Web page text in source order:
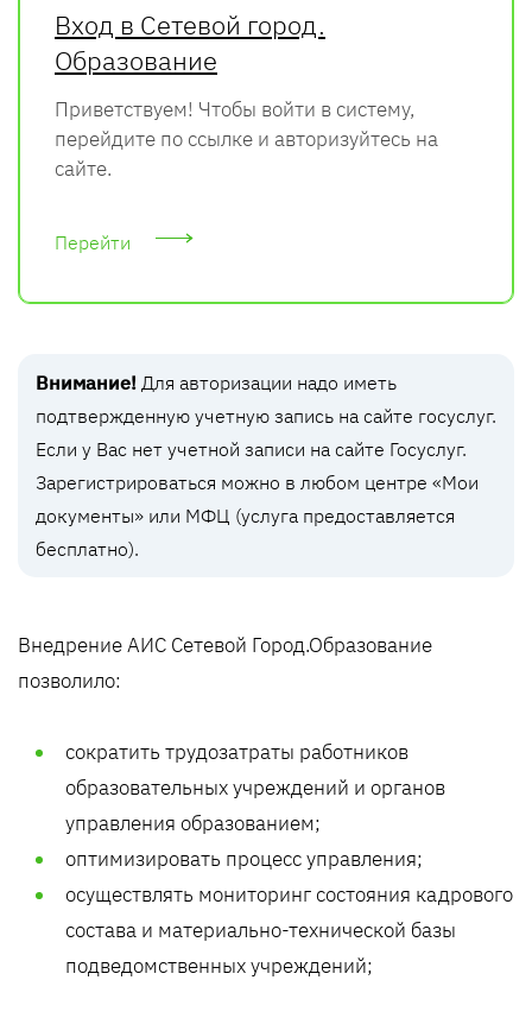
Вход в Сетевой город.
Образование
Приветствуем! Чтобы войти в систему,
перейдите по ссылке и авторизуйтесь на
сайте.
Перейти
Внимание! Для авторизации надо иметь
подтвержденную учетную запись на сайте госуслуг.
Если у Вас нет учетной записи на сайте Госуслуг.
Зарегистрироваться можно в любом центре «Мои
документы» или МФЦ (услуга предоставляется
бесплатно).
Внедрение АИС Сетевой Город.Образование
позволило:
сократить трудозатраты работников
образовательных учреждений и органов
управления образованием;
оптимизировать процесс управления;
осуществлять мониторинг состояния кадрового
состава и материально-технической базы
подведомственных учреждений;